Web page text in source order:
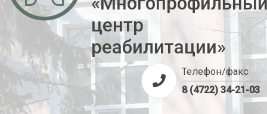
центр
реабилитации»
Телефон/факс
8 (4722) 34-21-03